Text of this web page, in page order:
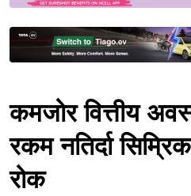
कमजोर वित्तीय
रकम नतिर्दा
रोक